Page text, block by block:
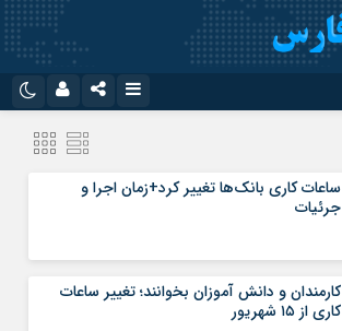
ساعات کاری بانک‌ها تغییر کرد+زمان اجرا و
جرئیات
کارمندان و دانش آموزان بخوانند؛ تغییر ساعات
کاری از ۱۵ شهریور